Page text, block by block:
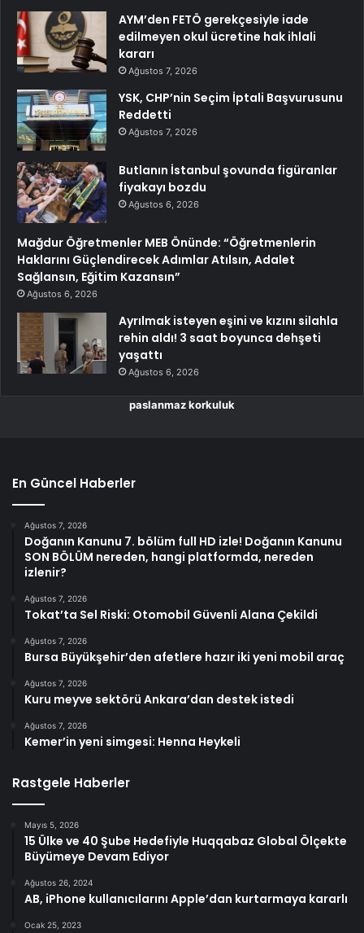
AYM’den FETÖ gerekçesiyle iade
edilmeyen okul ücretine hak ihlali
kararı
Ağustos 7, 2026
YSK, CHP’nin Seçim İptali Başvurusunu
Reddetti
Ağustos 7, 2026
Butlanın İstanbul şovunda figüranlar
fiyakayı bozdu
Ağustos 6, 2026
Mağdur Öğretmenler MEB Önünde: “Öğretmenlerin
Haklarını Güçlendirecek Adımlar Atılsın, Adalet
Sağlansın, Eğitim Kazansın”
Ağustos 6, 2026
Ayrılmak isteyen eşini ve kızını silahla
rehin aldı! 3 saat boyunca dehşeti
yaşattı
Ağustos 6, 2026
paslanmaz korkuluk
En Güncel Haberler
Ağustos 7, 2026
Doğanın Kanunu 7. bölüm full HD izle! Doğanın Kanunu
SON BÖLÜM nereden, hangi platformda, nereden
izlenir?
Ağustos 7, 2026
Tokat’ta Sel Riski: Otomobil Güvenli Alana Çekildi
Ağustos 7, 2026
Bursa Büyükşehir’den afetlere hazır iki yeni mobil araç
Ağustos 7, 2026
Kuru meyve sektörü Ankara’dan destek istedi
Ağustos 7, 2026
Kemer’in yeni simgesi: Henna Heykeli
Rastgele Haberler
Mayıs 5, 2026
15 Ülke ve 40 Şube Hedefiyle Huqqabaz Global Ölçekte
Büyümeye Devam Ediyor
Ağustos 26, 2024
AB, iPhone kullanıcılarını Apple’dan kurtarmaya kararlı
Ocak 25, 2023